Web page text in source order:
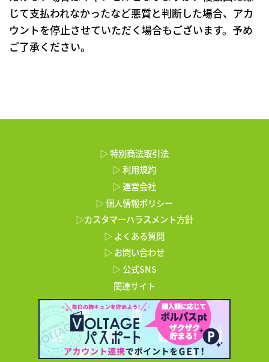
じて支払われなかったなど悪質と判断した場合、アカ
ウントを停止させていただく場合もございます。予め
ご了承ください。
▷ 特別商法取引法
▷ 利用規約
▷ 運営会社
▷ 個人情報ポリシー
▷カスタマーハラスメント方針
▷ よくある質問
▷ お問い合わせ
▷ 公式SNS
関連サイト